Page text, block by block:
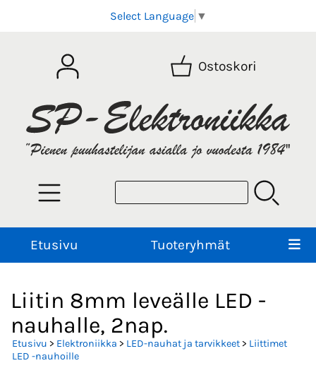
Select Language ▼
Ostoskori
Etusivu Tuoteryhmät
Liitin 8mm leveälle LED -
nauhalle, 2nap.
Etusivu > Elektroniikka > LED-nauhat ja tarvikkeet> Liittimet
LED -nauhoille